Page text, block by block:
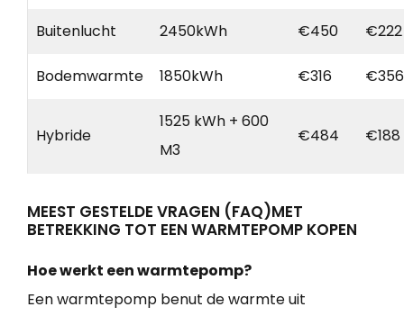
Buitenlucht 2450kWh €450 €222
Bodemwarmte 1850kWh €316 €356
Hybride
1525 kWh + 600
M3
€484 €188
MEEST GESTELDE VRAGEN (FAQ)MET
BETREKKING TOT EEN WARMTEPOMP KOPEN
Hoe werkt een warmtepomp?
Een warmtepomp benut de warmte uit